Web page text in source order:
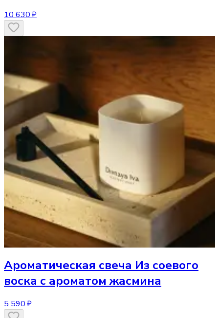
10 630 ₽
Ароматическая свеча Из соевого
воска с ароматом жасмина
5 590 ₽